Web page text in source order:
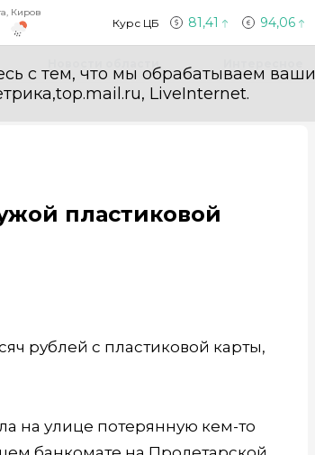
Киров
Курс ЦБ 81,41 94,06
с тем, что мы обрабатываем ваши
LiveInternet.
пластиковой
рублей с пластиковой карты,
на улице потерянную кем-то